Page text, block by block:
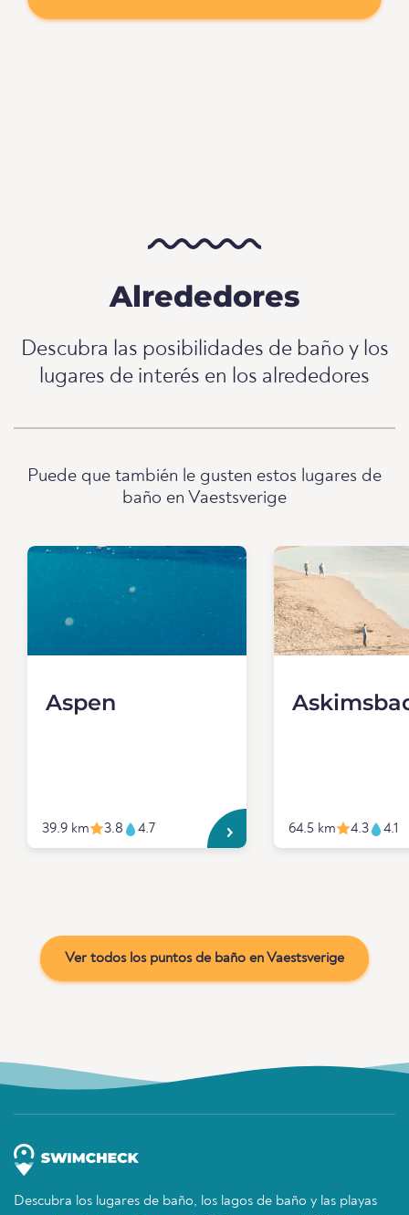
Alrededores
Descubra las posibilidades de baño y los
lugares de interés en los alrededores
Puede que también le gusten estos lugares de
baño en Vaestsverige
Aspen
39.9 km 3.8 4.7 64.5 km 4.3 4.1
Ver todos los puntos de baño en Vaestsverige
Descubra los lugares de baño, los lagos de baño y las playas